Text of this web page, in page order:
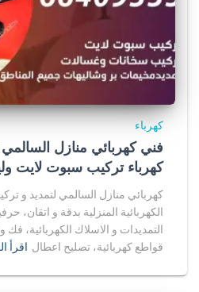
كهرباء
كهرباء تركيب سبوت لايت
كهربائي منازل السالمي لتمديد و
الكهربائية المنزلية بدقة و اتقان،
التمديدات و الاسلاك الكهربائية،
قواطع كهربائية، تصليح اعطال اقرأ